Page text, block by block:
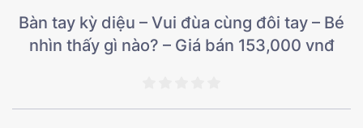
Bàn tay kỳ diệu – Vui đùa cùng đôi tay – Bé
nhìn thấy gì nào? – Giá bán 153,000 vnđ